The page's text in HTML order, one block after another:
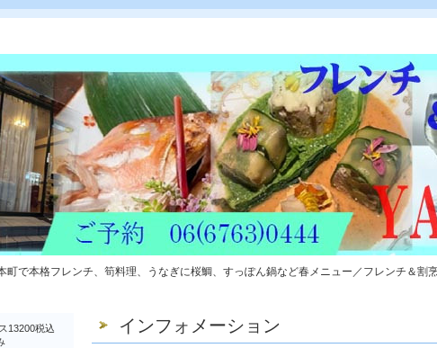
町で本格フレンチ、筍料理、うなぎに桜鯛、すっぽん鍋など春メニュー／フレンチ＆割
インフォメーション
13200税込